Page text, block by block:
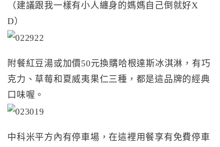
（建議跟我一樣有小人纏身的媽媽自己倒就好X
D）
附餐紅豆湯或加價50元換購哈根達斯冰淇淋，有巧
克力、草莓和夏威夷果仁三種，都是這品牌的經典
口味喔。
中科米平方內有停車場，在這裡用餐享有免費停車